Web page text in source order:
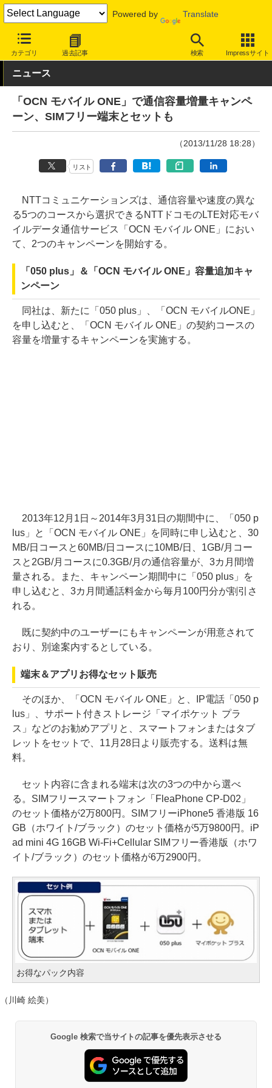
Powered by Translate
カテゴリ 過去記事 検索 Impressサイト
INTERNET Watch サービス/ソフト 携帯回線
ニュース
「OCN モバイル ONE」で通信容量増量キャンペ
ーン、SIMフリー端末とセットも
（2013/11/28 18:28）
リスト
NTTコミュニケーションズは、通信容量や速度の異な
る5つのコースから選択できるNTTドコモのLTE対応モバ
イルデータ通信サービス「OCN モバイル ONE」におい
て、2つのキャンペーンを開始する。
「050 plus」＆「OCN モバイル ONE」容量追加キャ
ンペーン
同社は、新たに「050 plus」、「OCN モバイルONE」
を申し込むと、「OCN モバイル ONE」の契約コースの
容量を増量するキャンペーンを実施する。
2013年12月1日～2014年3月31日の期間中に、「050 p
lus」と「OCN モバイル ONE」を同時に申し込むと、30
MB/日コースと60MB/日コースに10MB/日、1GB/月コー
スと2GB/月コースに0.3GB/月の通信容量が、3カ月間増
量される。また、キャンペーン期間中に「050 plus」を
申し込むと、3カ月間通話料金から毎月100円分が割引さ
れる。
既に契約中のユーザーにもキャンペーンが用意されて
おり、別途案内するとしている。
端末＆アプリお得なセット販売
そのほか、「OCN モバイル ONE」と、IP電話「050 p
lus」、サポート付きストレージ「マイポケット プラ
ス」などのお勧めアプリと、スマートフォンまたはタブ
レットをセットで、11月28日より販売する。送料は無
料。
セット内容に含まれる端末は次の3つの中から選べ
る。SIMフリースマートフォン「FleaPhone CP-D02」
のセット価格が2万800円。SIMフリーiPhone5 香港版 16
GB（ホワイト/ブラック）のセット価格が5万9800円。iP
ad mini 4G 16GB Wi-Fi+Cellular SIMフリー香港版（ホワ
イト/ブラック）のセット価格が6万2900円。
お得なパック内容
（川崎 絵美）
Google 検索で当サイトの記事を優先表示させる